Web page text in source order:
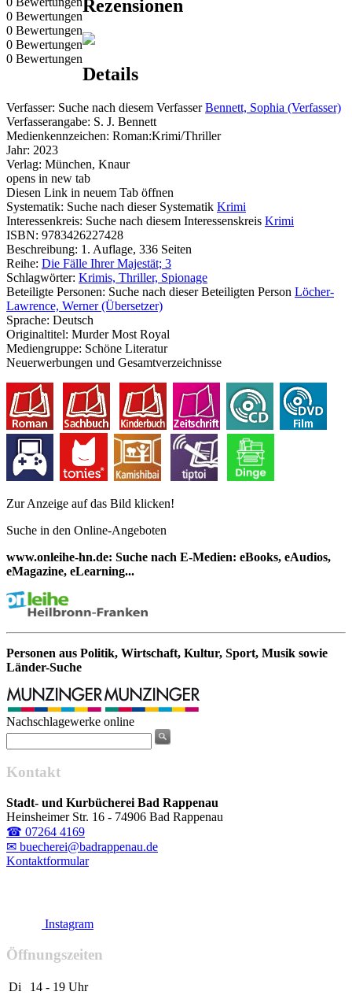
0 Bewertungen
0 Bewertungen
0 Bewertungen
0 Bewertungen
Rezensionen
Details
Verfasser: Suche nach diesem Verfasser Bennett, Sophia (Verfasser)
Verfasserangabe: S. J. Bennett
Medienkennzeichen: Roman:Krimi/Thriller
Jahr: 2023
Verlag: München, Knaur
opens in new tab
Diesen Link in neuem Tab öffnen
Systematik: Suche nach dieser Systematik Krimi
Interessenkreis: Suche nach diesem Interessenskreis Krimi
ISBN: 9783426227428
Beschreibung: 1. Auflage, 336 Seiten
Reihe: Die Fälle Ihrer Majestät; 3
Schlagwörter: Krimis, Thriller, Spionage
Beteiligte Personen: Suche nach dieser Beteiligten Person Löcher-
Lawrence, Werner (Übersetzer)
Sprache: Deutsch
Originaltitel: Murder Most Royal
Mediengruppe: Schöne Literatur
Neuerwerbungen und Gesamtverzeichnisse
Zur Anzeige auf das Bild klicken!
Suche in den Online-Angeboten
www.onleihe-hn.de: Suche nach E-Medien: eBooks, eAudios,
eMagazine, eLearning...
Personen aus Politik, Wirtschaft, Kultur, Sport, Musik sowie
Länder-Suche
Nachschlagewerke online
Kontakt
Stadt- und Kurbücherei Bad Rappenau
Heinsheimer Str. 16 - 74906 Bad Rappenau
☎ 07264 4169
✉ buecherei@badrappenau.de
Kontaktformular
Instagram
Öffnungszeiten
Di
14 - 19 Uhr